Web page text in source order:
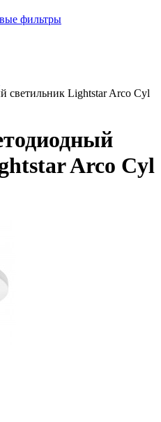
фильтры
светильник Lightstar Arco Cyl
Arco Cyl